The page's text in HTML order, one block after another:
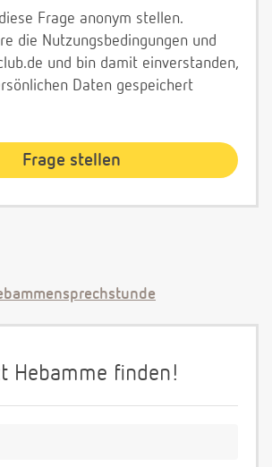
Frage anonym stellen.
die Nutzungsbedingungen und
und bin damit einverstanden,
Daten gespeichert
Hebamme finden!